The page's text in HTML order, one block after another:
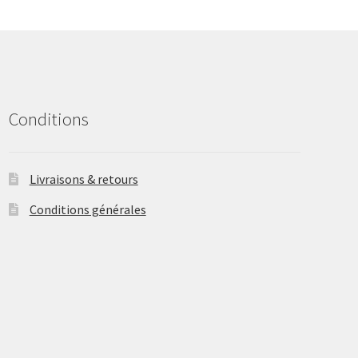
page
Conditions
Livraisons & retours
Conditions générales